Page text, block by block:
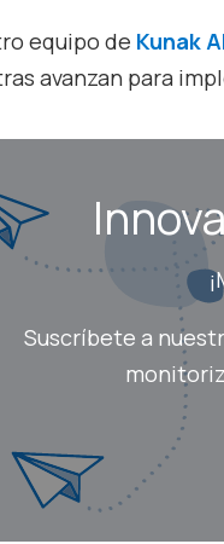
equipo de Kunak
avanzan para
Suscríbete a